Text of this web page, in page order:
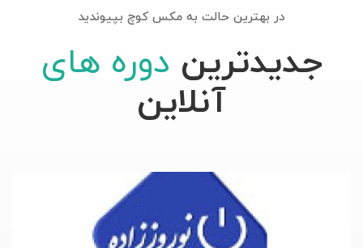
در بهترین حالت به مکس کوچ بپیوندید
جدیدترین دوره های
آنلاین